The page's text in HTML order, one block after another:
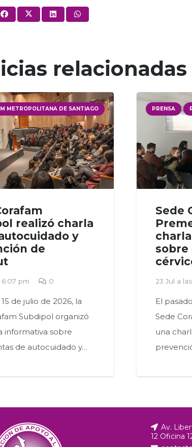
relacionadas
METROPOLITANA DE SANTIAGO
realizó charla
y
de
6:07 pm 0
de julio de 2026, la
Subdipol organizó
informativa sobre
de autocuidado y…
PRENSA
Sede
sobre
23 Jul a
El
Sede
una
Av.
12 Oficina